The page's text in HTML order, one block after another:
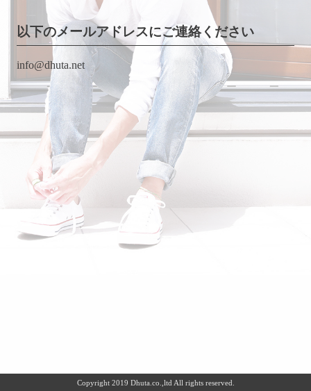
以下のメールアドレスにご連絡ください
info@dhuta.net
Copyright 2019 Dhuta.co.,ltd All rights reserved.